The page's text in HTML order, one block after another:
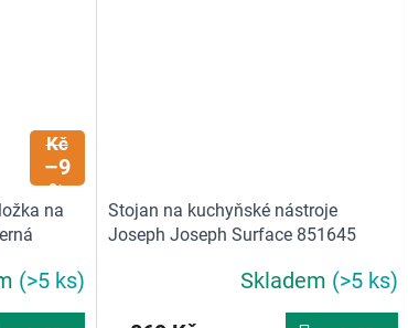
Kč
–9
%
na
(>5 ks)
Stojan na kuchyňské nástroje
Joseph Joseph Surface 851645
Skladem (>5 ks)